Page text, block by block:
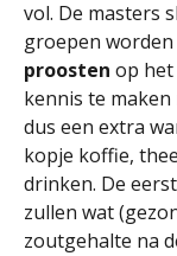
vol. De masters
groepen
proosten op het
kennis te
dus een extra
kopje koffie,
drinken. De
zullen wat
zoutgehalte na